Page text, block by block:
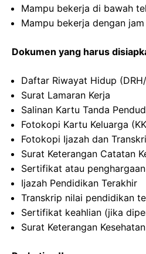
Mampu bekerja di bawah
Mampu bekerja dengan
Dokumen yang harus
Daftar Riwayat Hidup
Surat Lamaran Kerja
Salinan Kartu Tanda
Fotokopi Kartu Keluarga
Fotokopi Ijazah dan
Surat Keterangan Catatan
Sertifikat atau penghargaan
Ijazah Pendidikan Terakhir
Transkrip nilai pendidikan
Sertifikat keahlian (jika
Surat Keterangan Kesehatan